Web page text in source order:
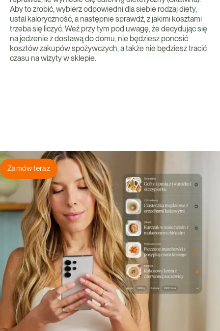
Aby to zrobić, wybierz odpowiedni dla siebie rodzaj diety,
ustal kaloryczność, a następnie sprawdź, z jakimi kosztami
trzeba się liczyć. Weź przy tym pod uwagę, że decydując się
na jedzenie z dostawą do domu, nie będziesz ponosić
kosztów zakupów spożywczych, a także nie będziesz tracić
czasu na wizyty w sklepie.
Zamów teraz